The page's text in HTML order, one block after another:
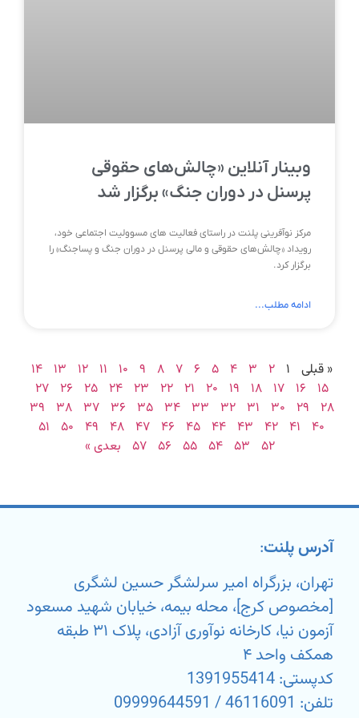
وبینار آنلاین «چالش‌های حقوقی
پرسنل در دوران جنگ» برگزار شد
مرکز نوآفرینی پلنت در راستای فعالیت های مسوولیت اجتماعی خود،
رویداد «چالش‌های حقوقی و مالی پرسنل در دوران جنگ و پساجنگ» را
برگزار کرد.
ادامه مطلب...
« قبلی ۱ ۲ ۳ ۴ ۵ ۶ ۷ ۸ ۹ ۱۰ ۱۱ ۱۲ ۱۳
۱۴
۱۵
۱۶ ۱۷ ۱۸ ۱۹ ۲۰ ۲۱ ۲۲ ۲۳ ۲۴ ۲۵ ۲۶
۲۷
۲۸
۲۹ ۳۰ ۳۱ ۳۲ ۳۳ ۳۴ ۳۵ ۳۶ ۳۷ ۳۸
۳۹
۴۰
۴۱ ۴۲ ۴۳ ۴۴ ۴۵ ۴۶ ۴۷ ۴۸ ۴۹ ۵۰ ۵۱
۵۲ ۵۳ ۵۴ ۵۵ ۵۶ ۵۷ بعدی »
آدرس پلنت:
تهران، بزرگراه امیر سرلشگر حسین لشگری
[مخصوص کرج]، محله بیمه، خیابان شهید مسعود
آزمون نیا، کارخانه نوآوری آزادی، پلاک ۳۱ طبقه
همکف واحد ۴
کدپستی: 1391955414
تلفن: 46116091 / 09999644591